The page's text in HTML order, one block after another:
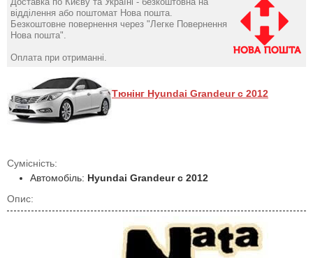
відділення або поштомат Нова пошта.
Безкоштовне повернення через "Легке Повернення
Нова пошта".
Оплата при отриманні.
Тюнінг Hyundai Grandeur c 2012
Сумісність:
Автомобіль: Hyundai Grandeur c 2012
Опис: